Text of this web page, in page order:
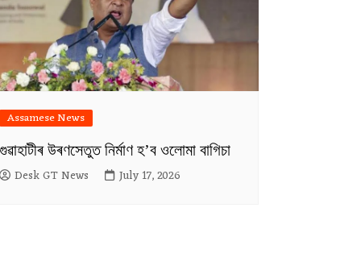
Assamese News
উৰণসেতুত নিৰ্মাণ হ’ব ওলোমা বাগিচা
Desk GT News July 17, 2026